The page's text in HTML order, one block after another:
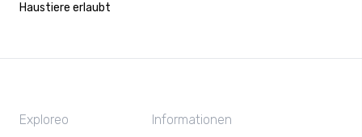
Haustiere erlaubt
Exploreo Informationen